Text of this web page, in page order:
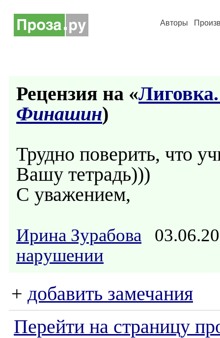
Авторы
Рецензия на «
Финашин)
Трудно поверить, что
Вашу тетрадь)))
С уважением,
Ирина Зурабова
нарушении
+ добавить замечания
Перейти на страницу